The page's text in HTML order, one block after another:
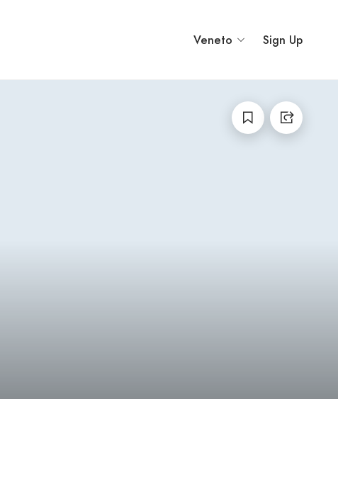
Veneto Sign Up